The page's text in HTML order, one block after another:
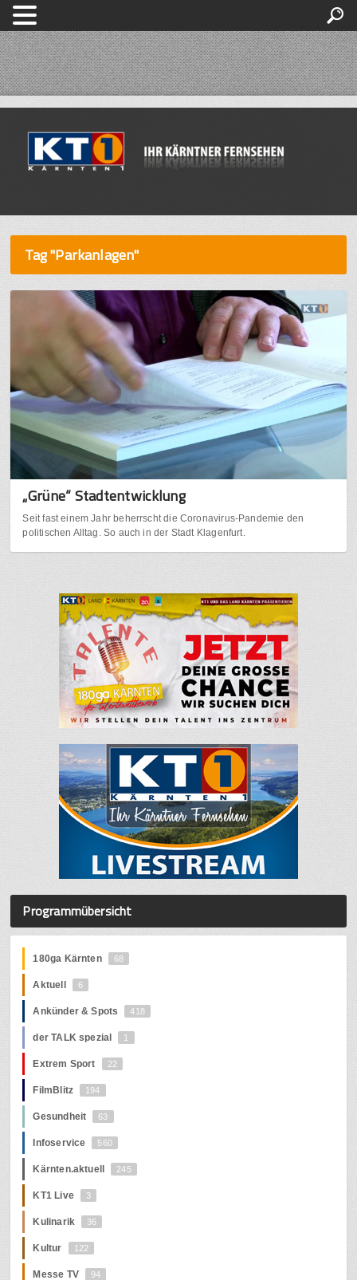
Tag "Parkanlagen"
„Grüne“ Stadtentwicklung
Seit fast einem Jahr beherrscht die Coronavirus-Pandemie den
politischen Alltag. So auch in der Stadt Klagenfurt.
Programmübersicht
180ga Kärnten 68
Aktuell 6
Ankünder & Spots 418
der TALK spezial 1
Extrem Sport 22
FilmBlitz 194
Gesundheit 63
Infoservice 560
Kärnten.aktuell 245
KT1 Live 3
Kulinarik 36
Kultur 122
Messe TV 94